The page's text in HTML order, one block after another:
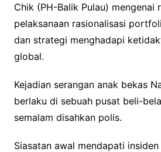
Chik (PH-Balik Pulau) mengenai
pelaksanaan rasionalisasi
dan strategi menghadapi
global.
Kejadian serangan anak bekas
berlaku di sebuah pusat beli-
semalam disahkan polis.
Siasatan awal mendapati